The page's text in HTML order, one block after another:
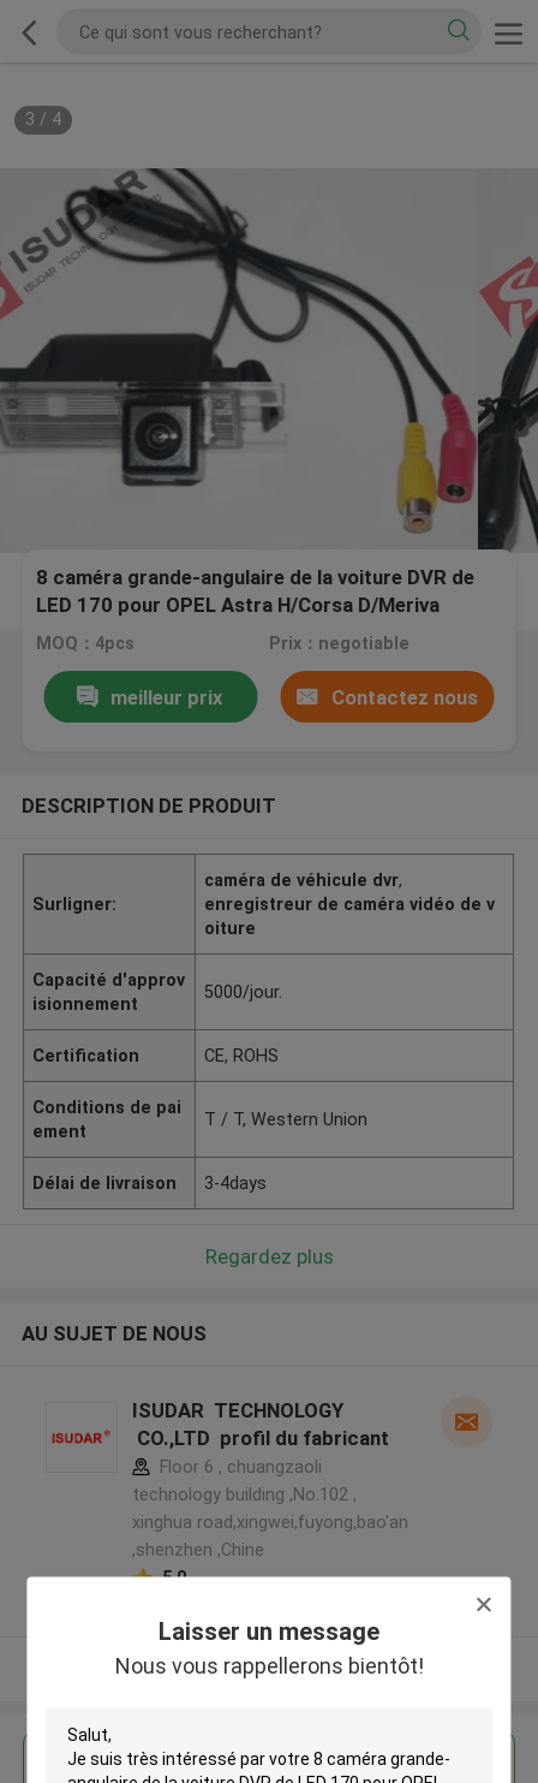
Laisser un message
Nous vous rappellerons bientôt!
3 / 4
8 caméra grande-angulaire de la voiture DVR de
LED 170 pour OPEL Astra H/Corsa D/Meriva
A/Vectra
MOQ：4pcs Prix：negotiable
meilleur prix Contactez nous
DESCRIPTION DE PRODUIT
Surligner:
caméra de véhicule dvr,
enregistreur de caméra vidéo de v
oiture
Capacité d'approv
isionnement
5000/jour.
Certification CE, ROHS
Conditions de pai
ement
T / T, Western Union
Délai de livraison 3-4days
Regardez plus
AU SUJET DE NOUS
ISUDAR TECHNOLOGY
CO.,LTD profil du fabricant
Floor 6 , chuangzaoli
technology building ,No.102 ,
xinghua road,xingwei,fuyong,bao'an
,shenzhen ,Chine
5.0
Regardez plus